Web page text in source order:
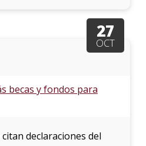
27
OCT
becas y fondos para
declaraciones del